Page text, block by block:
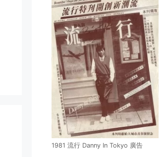
1981 流行 Danny In Tokyo 廣告